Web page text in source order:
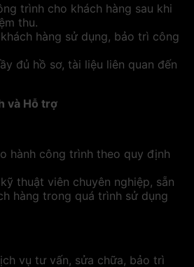
trình cho khách hàng sau khi
thu.
hàng sử dụng, bảo trì công
đủ hồ sơ, tài liệu liên quan đến
và Hỗ trợ
hành công trình theo quy định
thuật viên chuyên nghiệp, sẵn
hàng trong quá trình sử dụng
vụ tư vấn, sửa chữa, bảo trì